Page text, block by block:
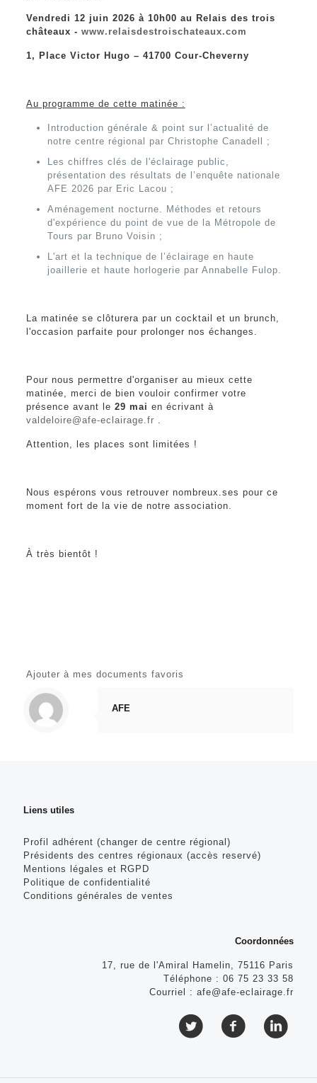
Vendredi 12 juin 2026 à 10h00 au Relais des trois
châteaux - www.relaisdestroischateaux.com
1, Place Victor Hugo – 41700 Cour-Cheverny
Au programme de cette matinée :
Introduction générale & point sur l’actualité de
notre centre régional par Christophe Canadell ;
Les chiffres clés de l'éclairage public,
présentation des résultats de l’enquête nationale
AFE 2026 par Eric Lacou ;
Aménagement nocturne. Méthodes et retours
d'expérience du point de vue de la Métropole de
Tours par Bruno Voisin ;
L'art et la technique de l’éclairage en haute
joaillerie et haute horlogerie par Annabelle Fulop.
La matinée se clôturera par un cocktail et un brunch,
l'occasion parfaite pour prolonger nos échanges.
Pour nous permettre d'organiser au mieux cette
matinée, merci de bien vouloir confirmer votre
présence avant le 29 mai en écrivant à
valdeloire@afe-eclairage.fr .
Attention, les places sont limitées !
Nous espérons vous retrouver nombreux.ses pour ce
moment fort de la vie de notre association.
À très bientôt !
Ajouter à mes documents favoris
AFE
Liens utiles
Profil adhérent (changer de centre régional)
Présidents des centres régionaux (accès reservé)
Mentions légales et RGPD
Politique de confidentialité
Conditions générales de ventes
Coordonnées
17, rue de l'Amiral Hamelin, 75116 Paris
Téléphone : 06 75 23 33 58
Courriel : afe@afe-eclairage.fr